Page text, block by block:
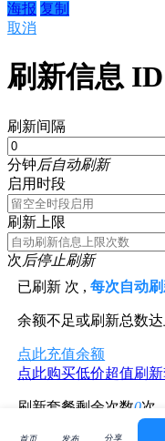
首页 发布 分享
海报 复制
取消
刷新信息
刷新间隔
分钟后自动刷新
启用时段
刷新上限
次后停止刷新
已刷新 次 ,每次自动
余额不足或刷新总数
点此充值余额
点此购买低价超值刷
刷新套餐剩余次数0次